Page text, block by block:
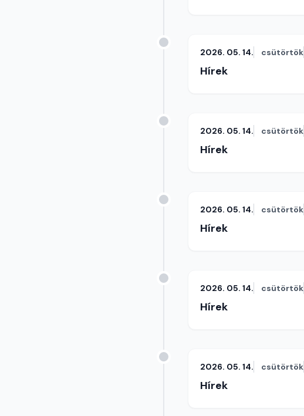
2026. 05. 14. csütörtök
Hírek
2026. 05. 14. csütörtök
Hírek
2026. 05. 14. csütörtök
Hírek
2026. 05. 14. csütörtök
Hírek
2026. 05. 14. csütörtök
Hírek